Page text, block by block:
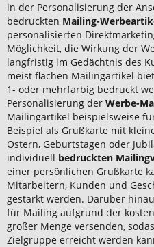
in der Personalisierung der
bedruckten Mailing-
personalisierten
Möglichkeit, die Wirkung der
langfristig im Gedächtnis des
meist flachen Mailingartikel
1- oder mehrfarbig bedruckt
Personalisierung der Werbe-
Mailingartikel beispielsweise
Beispiel als Grußkarte mit
Ostern, Geburtstagen oder
individuell bedruckten
einer persönlichen Grußkarte
Mitarbeitern, Kunden und
gestärkt werden. Darüber
für Mailing aufgrund der
großer Menge versenden,
Zielgruppe erreicht werden